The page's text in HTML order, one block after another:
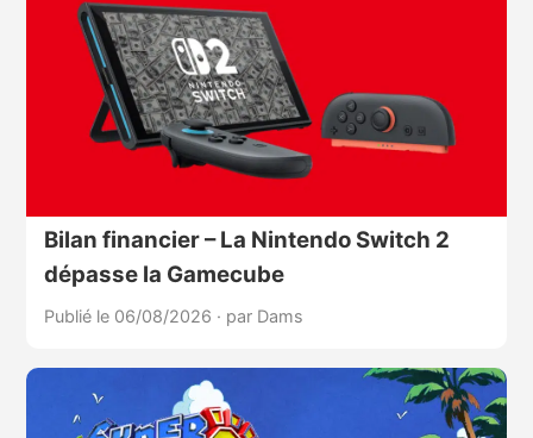
Bilan financier – La Nintendo Switch 2
dépasse la Gamecube
Publié le 06/08/2026 · par Dams